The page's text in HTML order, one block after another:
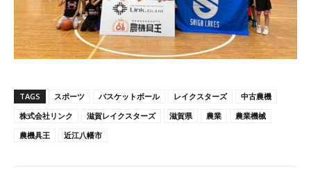
TAGS スポーツ バスケットボール レイクスターズ
中古農機
株式会社リンク
滋賀レイクスターズ 滋賀県 農業
農業機械
農機具王
近江八幡市